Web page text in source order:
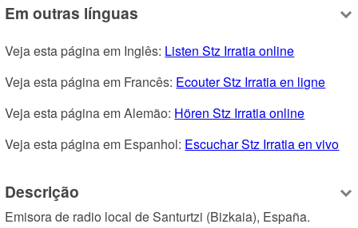
Em outras línguas
Veja esta página em Inglês: Listen Stz Irratia online
Veja esta página em Francês: Ecouter Stz Irratia en ligne
Veja esta página em Alemão: Hören Stz Irratia online
Veja esta página em Espanhol: Escuchar Stz Irratia en vivo
Descrição
Emisora de radio local de Santurtzi (Bizkaia), España.